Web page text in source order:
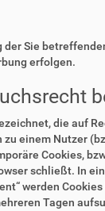
Sie
erfolgen.
die auf
einem Nutzer
Cookies,
schließt. In
werden
Tagen